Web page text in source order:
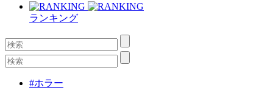
ランキング
#ホラー